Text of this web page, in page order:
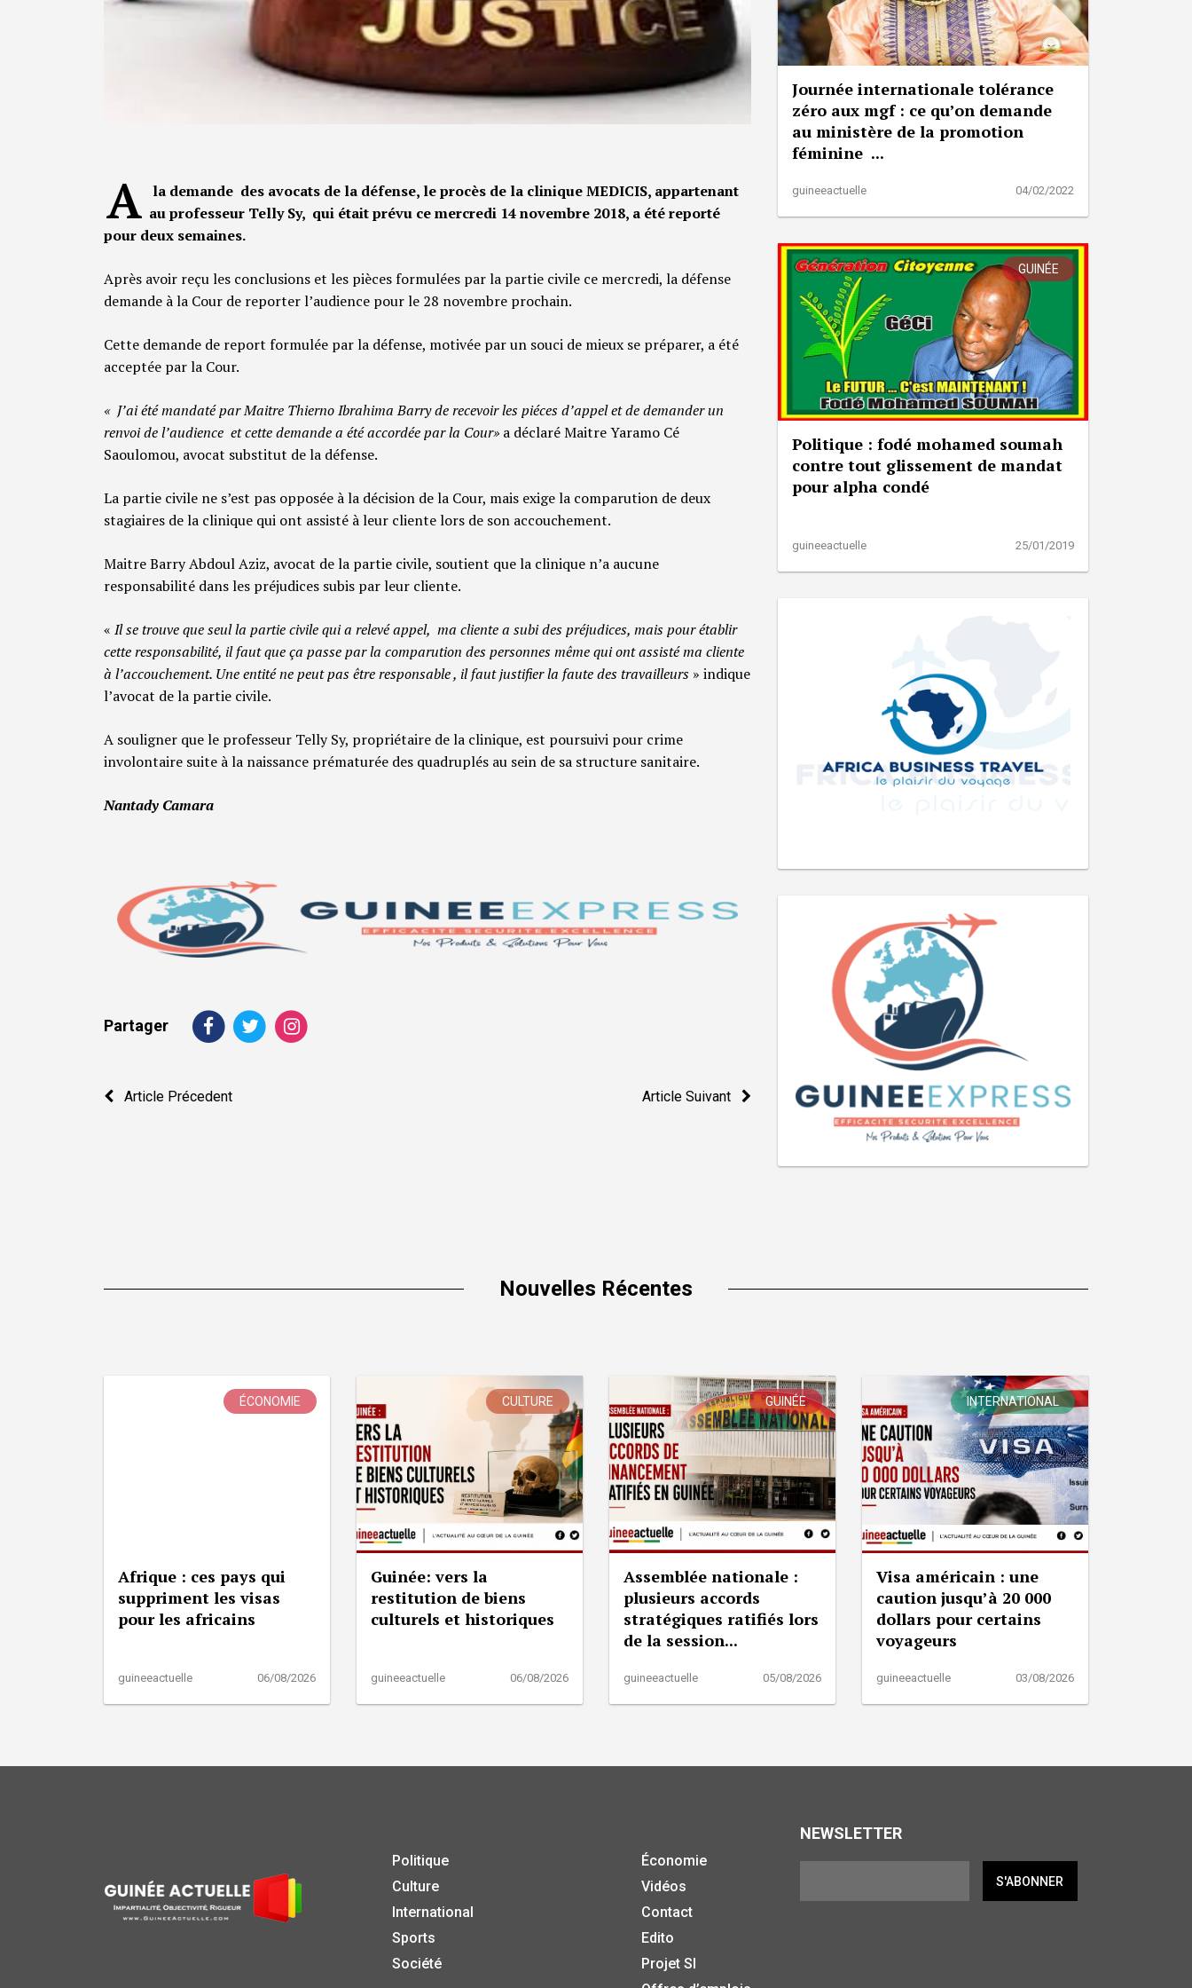
A la demande des avocats de la défense, le procès de la clinique MEDICIS, appartenant
au professeur Telly Sy, qui était prévu ce mercredi 14 novembre 2018, a été reporté
pour deux semaines.
Après avoir reçu les conclusions et les pièces formulées par la partie civile ce mercredi, la défense
demande à la Cour de reporter l’audience pour le 28 novembre prochain.
Cette demande de report formulée par la défense, motivée par un souci de mieux se préparer, a été
acceptée par la Cour.
« J’ai été mandaté par Maitre Thierno Ibrahima Barry de recevoir les piéces d’appel et de demander un
renvoi de l’audience et cette demande a été accordée par la Cour» a déclaré Maitre Yaramo Cé
Saoulomou, avocat substitut de la défense.
La partie civile ne s’est pas opposée à la décision de la Cour, mais exige la comparution de deux
stagiaires de la clinique qui ont assisté à leur cliente lors de son accouchement.
Maitre Barry Abdoul Aziz, avocat de la partie civile, soutient que la clinique n’a aucune
responsabilité dans les préjudices subis par leur cliente.
« Il se trouve que seul la partie civile qui a relevé appel, ma cliente a subi des préjudices, mais pour établir
cette responsabilité, il faut que ça passe par la comparution des personnes même qui ont assisté ma cliente
à l’accouchement. Une entité ne peut pas être responsable , il faut justifier la faute des travailleurs » indique
l’avocat de la partie civile.
A souligner que le professeur Telly Sy, propriétaire de la clinique, est poursuivi pour crime
involontaire suite à la naissance prématurée des quadruplés au sein de sa structure sanitaire.
Nantady Camara
Partager
Navigation
Article Précedent Article Suivant
Journée internationale tolérance
zéro aux mgf : ce qu’on demande
au ministère de la promotion
féminine ...
guineeactuelle 04/02/2022
GUINÉE
Politique : fodé mohamed soumah
contre tout glissement de mandat
pour alpha condé
guineeactuelle 25/01/2019
Nouvelles Récentes
ÉCONOMIE
Afrique : ces pays qui
suppriment les visas
pour les africains
guineeactuelle 06/08/2026
CULTURE
Guinée: vers la
restitution de biens
culturels et historiques
guineeactuelle 06/08/2026
GUINÉE
Assemblée nationale :
plusieurs accords
stratégiques ratifiés lors
de la session...
guineeactuelle 05/08/2026
INTERNATIONAL
Visa américain : une
caution jusqu’à 20 000
dollars pour certains
voyageurs
guineeactuelle 03/08/2026
Politique
Culture
International
Sports
Société
Économie
Vidéos
Contact
Edito
Projet SI
NEWSLETTER
S'ABONNER